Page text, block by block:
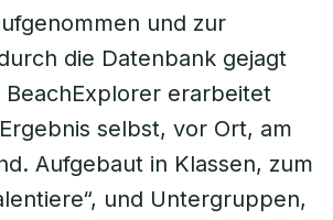
und zur
die Datenbank gejagt
erarbeitet
selbst, vor Ort, am
Aufgebaut in Klassen, zum
und Untergruppen,